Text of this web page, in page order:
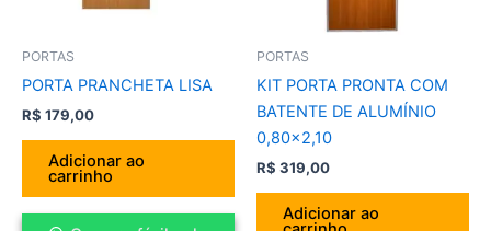
PORTAS
PORTA PRANCHETA LISA
R$ 179,00
Adicionar ao
carrinho
PORTAS
KIT PORTA PRONTA COM
BATENTE DE ALUMÍNIO
0,80×2,10
R$ 319,00
Adicionar ao